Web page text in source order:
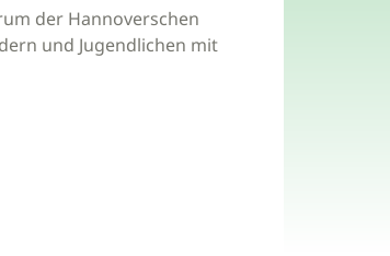
der Hannoverschen
und Jugendlichen mit